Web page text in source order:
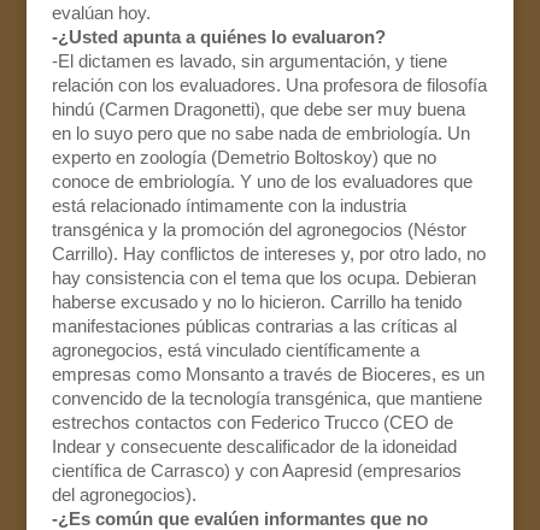
evalúan hoy.
-¿Usted apunta a quiénes lo evaluaron?
-El dictamen es lavado, sin argumentación, y tiene
relación con los evaluadores. Una profesora de filosofía
hindú (Carmen Dragonetti), que debe ser muy buena
en lo suyo pero que no sabe nada de embriología. Un
experto en zoología (Demetrio Boltoskoy) que no
conoce de embriología. Y uno de los evaluadores que
está relacionado íntimamente con la industria
transgénica y la promoción del agronegocios (Néstor
Carrillo). Hay conflictos de intereses y, por otro lado, no
hay consistencia con el tema que los ocupa. Debieran
haberse excusado y no lo hicieron. Carrillo ha tenido
manifestaciones públicas contrarias a las críticas al
agronegocios, está vinculado científicamente a
empresas como Monsanto a través de Bioceres, es un
convencido de la tecnología transgénica, que mantiene
estrechos contactos con Federico Trucco (CEO de
Indear y consecuente descalificador de la idoneidad
científica de Carrasco) y con Aapresid (empresarios
del agronegocios).
-¿Es común que evalúen informantes que no